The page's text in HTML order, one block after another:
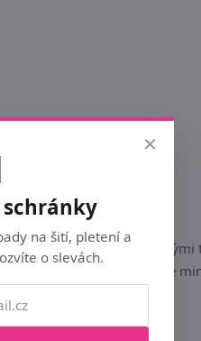
zářením,
telefonu. Skladujte
×
na šití, pletení a
o slevách.